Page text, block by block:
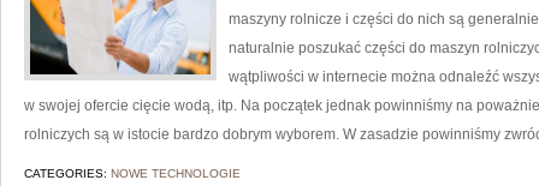
maszyny rolnicze i części do nich są
naturalnie poszukać części do maszyn
wątpliwości w internecie można odnaleźć
w swojej ofercie cięcie wodą, itp. Na początek jednak powinniśmy na
rolniczych są w istocie bardzo dobrym wyborem. W zasadzie powinniśmy
CATEGORIES: NOWE TECHNOLOGIE